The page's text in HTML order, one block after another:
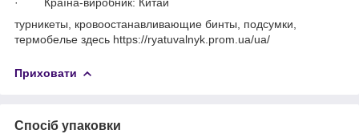
турникеты, кровоостанавливающие бинты, подсумки,
термобелье здесь https://ryatuvalnyk.prom.ua/ua/
Приховати
Спосіб упаковки